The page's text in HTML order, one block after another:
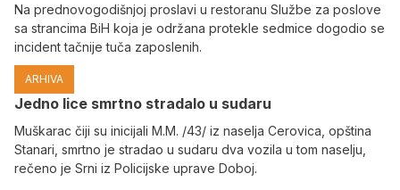
Na prednovogodišnjoj proslavi u restoranu Službe za poslove
sa strancima BiH koja je održana protekle sedmice dogodio se
incident tačnije tuča zaposlenih.
ARHIVA
Јedno lice smrtno stradalo u sudaru
Muškarac čiji su inicijali M.M. /43/ iz naselja Cerovica, opština
Stanari, smrtno je stradao u sudaru dva vozila u tom naselju,
rečeno je Srni iz Policijske uprave Doboj.